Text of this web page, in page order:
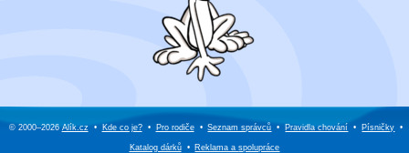
© 2000–2026Alík.cz • Kde co je? • Pro rodiče • Seznam správců • Pravidla chování • Písničky •
Katalog dárků • Reklama aspolupráce